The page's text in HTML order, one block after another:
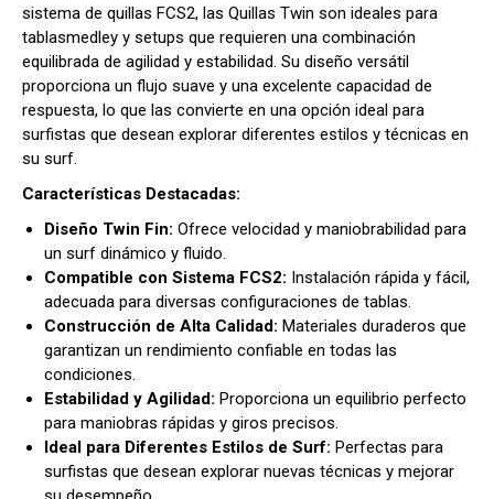
sistema de quillas FCS2, las Quillas Twin son ideales para
tablasmedley y setups que requieren una combinación
equilibrada de agilidad y estabilidad. Su diseño versátil
proporciona un flujo suave y una excelente capacidad de
respuesta, lo que las convierte en una opción ideal para
surfistas que desean explorar diferentes estilos y técnicas en
su surf.
Características Destacadas:
Diseño Twin Fin: Ofrece velocidad y maniobrabilidad para
un surf dinámico y fluido.
Compatible con Sistema FCS2: Instalación rápida y fácil,
adecuada para diversas configuraciones de tablas.
Construcción de Alta Calidad: Materiales duraderos que
garantizan un rendimiento confiable en todas las
condiciones.
Estabilidad y Agilidad: Proporciona un equilibrio perfecto
para maniobras rápidas y giros precisos.
Ideal para Diferentes Estilos de Surf: Perfectas para
surfistas que desean explorar nuevas técnicas y mejorar